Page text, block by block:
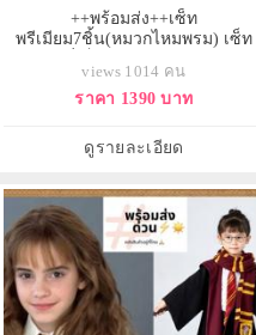
++พร้อมส่ง++เซ็ท
พรีเมียม7ชิ้น(หมวกไหมพรม) เซ็ท
กายสิทธิ์+ผ้าพันคอยาว+เสื้อ
กั๊ก+หมวกสีดำ ชุดคลุมแฮรี่พอตเตอร์
views 1014 คน
ราคา 1390 บาท
ดูรายละเอียด